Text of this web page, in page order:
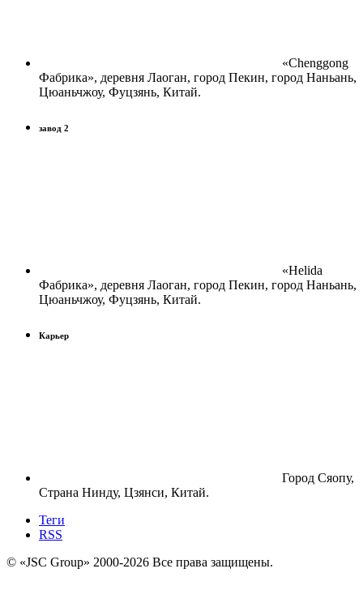
«Chenggong
Фабрика», деревня Лаоган, город Пекин, город Наньань,
Цюаньчжоу, Фуцзянь, Китай.
завод 2
«Helida
Фабрика», деревня Лаоган, город Пекин, город Наньань,
Цюаньчжоу, Фуцзянь, Китай.
Карьер
Город Сяопу,
Страна Нинду, Цзянси, Китай.
Теги
RSS
© «JSC Group» 2000-2026 Все права защищены.